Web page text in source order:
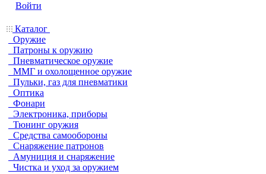
Войти
Каталог
Оружие
Патроны к оружию
Пневматическое оружие
ММГ и охолощенное оружие
Пульки, газ для пневматики
Оптика
Фонари
Электроника, приборы
Тюнинг оружия
Средства самообороны
Снаряжение патронов
Амуниция и снаряжение
Чистка и уход за оружием